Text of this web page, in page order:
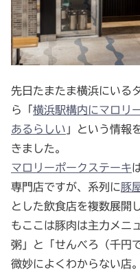
先日たまたま横浜にいる
ら「横浜駅構内にマロリ
あるらしい 」という情報
きました。
マロリーポークステーキ
専門店ですが、系列に豚
とした飲食店を複数展開
もここは豚肉は主力メニ
粥」と「せんべろ（千円
微妙によくわからない店